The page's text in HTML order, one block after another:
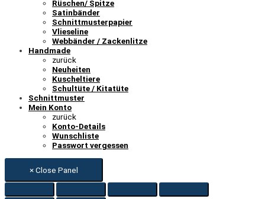
Rüschen/ Spitze
Satinbänder
Schnittmusterpapier
Vlieseline
Webbänder / Zackenlitze
Handmade
zurück
Neuheiten
Kuscheltiere
Schultüte / Kitatüte
Schnittmuster
Mein Konto
zurück
Konto-Details
Wunschliste
Passwort vergessen
× Close Panel